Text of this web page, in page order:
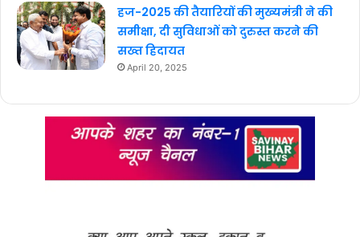
हज-2025 की तैयारियों की मुख्यमंत्री ने की
समीक्षा, दी सुविधाओं को दुरुस्त करने की
सख्त हिदायत
April 20, 2025